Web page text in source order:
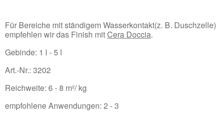
Für Bereiche mit ständigem Wasserkontakt(z. B. Duschzelle)
empfehlen wir das Finish mitCera Doccia.
Gebinde: 1 l - 5 l
Art.-Nr.: 3202
Reichweite: 6 - 8 m²/ kg
empfohlene Anwendungen: 2 - 3